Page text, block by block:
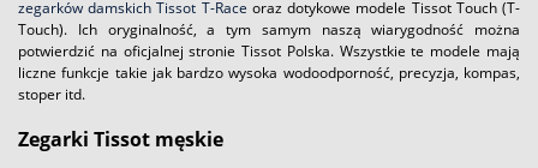
zegarków damskich Tissot T-Race oraz dotykowe modele Tissot Touch (T-
Touch). Ich oryginalność, a tym samym naszą wiarygodność można
potwierdzić na oficjalnej stronie Tissot Polska. Wszystkie te modele mają
liczne funkcje takie jak bardzo wysoka wodoodporność, precyzja, kompas,
stoper itd.
Zegarki Tissot męskie